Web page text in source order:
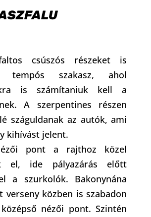
csúszós részeket is
tempós szakasz, ahol
is számítaniuk kell a
A szerpentines részen
száguldanak az autók, ami
kihívást jelent.
pont a rajthoz közel
el, ide pályazárás előtt
a szurkolók. Bakonynána
verseny közben is szabadon
nézői pont. Szintén